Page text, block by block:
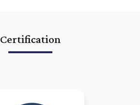
Certification